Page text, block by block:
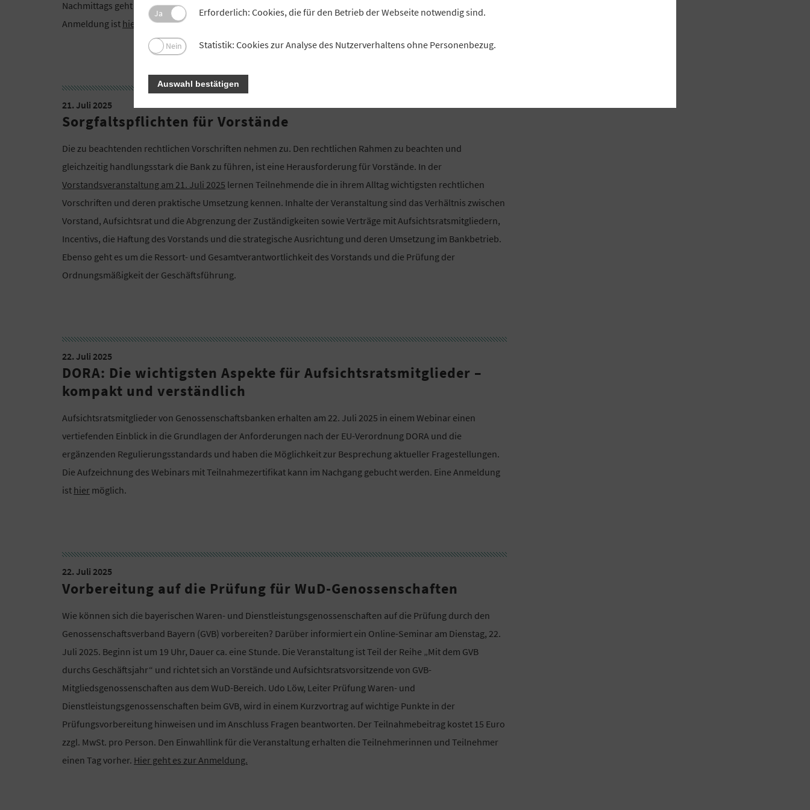
Nachmittags geht es um Themen der strategischen Personalarbeit, moderiert von Manuela Vogel. Die
Anmeldung ist hier möglich.
21. Juli 2025
Sorgfaltspflichten für Vorstände
Die zu beachtenden rechtlichen Vorschriften nehmen zu. Den rechtlichen Rahmen zu beachten und
gleichzeitig handlungsstark die Bank zu führen, ist eine Herausforderung für Vorstände. In der
Vorstandsveranstaltung am 21. Juli 2025 lernen Teilnehmende die in ihrem Alltag wichtigsten rechtlichen
Vorschriften und deren praktische Umsetzung kennen. Inhalte der Veranstaltung sind das Verhältnis zwischen
Vorstand, Aufsichtsrat und die Abgrenzung der Zuständigkeiten sowie Verträge mit Aufsichtsratsmitgliedern,
Incentivs, die Haftung des Vorstands und die strategische Ausrichtung und deren Umsetzung im Bankbetrieb.
Ebenso geht es um die Ressort- und Gesamtverantwortlichkeit des Vorstands und die Prüfung der
Ordnungsmäßigkeit der Geschäftsführung.
22. Juli 2025
DORA: Die wichtigsten Aspekte für Aufsichtsratsmitglieder –
kompakt und verständlich
Aufsichtsratsmitglieder von Genossenschaftsbanken erhalten am 22. Juli 2025 in einem Webinar einen
vertiefenden Einblick in die Grundlagen der Anforderungen nach der EU-Verordnung DORA und die
ergänzenden Regulierungsstandards und haben die Möglichkeit zur Besprechung aktueller Fragestellungen.
Die Aufzeichnung des Webinars mit Teilnahmezertifikat kann im Nachgang gebucht werden. Eine Anmeldung
ist hier möglich.
22. Juli 2025
Vorbereitung auf die Prüfung für WuD-Genossenschaften
Wie können sich die bayerischen Waren- und Dienstleistungsgenossenschaften auf die Prüfung durch den
Genossenschaftsverband Bayern (GVB) vorbereiten? Darüber informiert ein Online-Seminar am Dienstag, 22.
Juli 2025. Beginn ist um 19 Uhr, Dauer ca. eine Stunde. Die Veranstaltung ist Teil der Reihe „Mit dem GVB
durchs Geschäftsjahr“ und richtet sich an Vorstände und Aufsichtsratsvorsitzende von GVB-
Mitgliedsgenossenschaften aus dem WuD-Bereich. Udo Löw, Leiter Prüfung Waren- und
Dienstleistungsgenossenschaften beim GVB, wird in einem Kurzvortrag auf wichtige Punkte in der
Prüfungsvorbereitung hinweisen und im Anschluss Fragen beantworten. Der Teilnahmebeitrag kostet 15 Euro
zzgl. MwSt. pro Person. Den Einwahllink für die Veranstaltung erhalten die Teilnehmerinnen und Teilnehmer
einen Tag vorher. Hier geht es zur Anmeldung.
Ja Erforderlich: Cookies, die für den Betrieb der Webseite notwendig sind.
Nein Statistik: Cookies zur Analyse des Nutzerverhaltens ohne Personenbezug.
Auswahl bestätigen